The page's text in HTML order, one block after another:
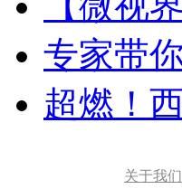
专家带
超燃！
关于我们